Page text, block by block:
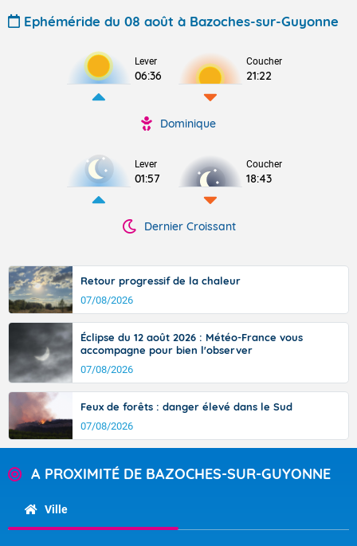
Ephéméride du 08 août à Bazoches-sur-Guyonne
Lever
06:36
Coucher
21:22
Dominique
Lever
01:57
Coucher
18:43
Dernier Croissant
Retour progressif de la chaleur
07/08/2026
Éclipse du 12 août 2026 : Météo-France vous
accompagne pour bien l'observer
07/08/2026
Feux de forêts : danger élevé dans le Sud
07/08/2026
A PROXIMITÉ DE BAZOCHES-SUR-GUYONNE
Ville